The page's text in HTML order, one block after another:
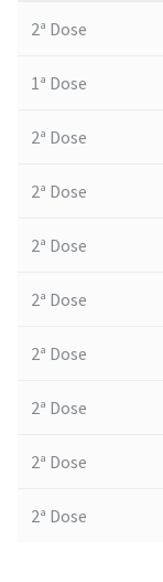
2ª Dose
1ª Dose
2ª Dose
2ª Dose
2ª Dose
2ª Dose
2ª Dose
2ª Dose
2ª Dose
2ª Dose